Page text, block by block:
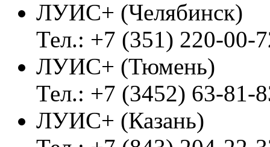
ЛУИС+ (Челябинск)
Тел.: +7 (351) 220-00-
ЛУИС+ (Тюмень)
Тел.: +7 (3452) 63-81-
ЛУИС+ (Казань)